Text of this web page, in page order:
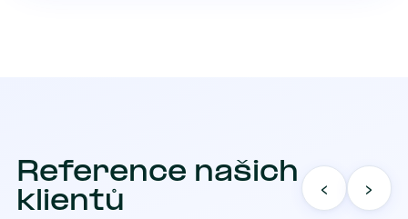
Reference našich
klientů
‹ ›